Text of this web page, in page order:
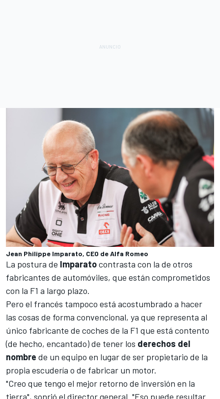
Jean Philippe Imparato, CEO de Alfa Romeo
La postura de Imparatocontrasta con la de otros
fabricantes de automóviles, que están comprometidos
con la F1 a largo plazo.
Pero el francés tampoco está acostumbrado a hacer
las cosas de forma convencional, ya que representa al
único fabricante de coches de la F1 que está contento
(de hecho, encantado) de tener los derechos del
nombre de un equipo en lugar de ser propietario de la
propia escudería o de fabricar un motor.
"Creo que tengo el mejor retorno de inversión en la
tierra", sonrió el director general. "Eso puede resultar